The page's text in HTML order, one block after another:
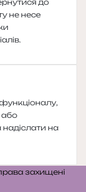
до
не несе
або
на
захищені